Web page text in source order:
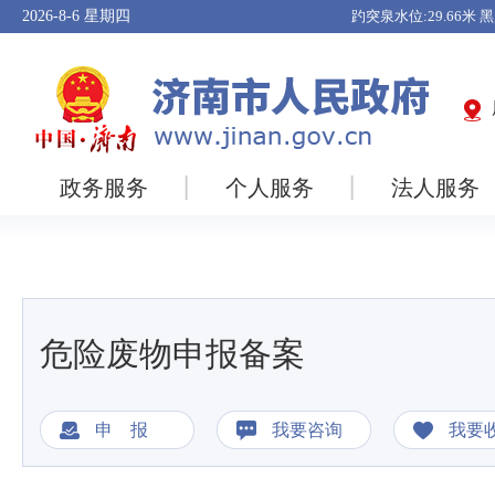
2026-8-6 星期四
政务服务 个人服务 法人服务
危险废物申报备案
申 报 我要咨询 我要